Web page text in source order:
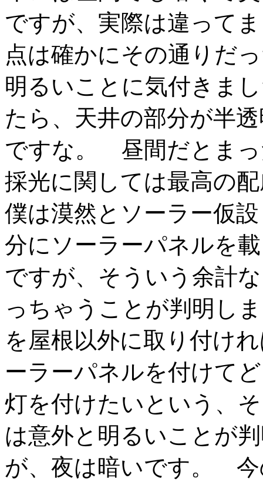
ですが、実際は違って
点は確かにその通りだ
明るいことに気付きま
たら、天井の部分が半
ですな。 昼間だとまっ
採光に関しては最高の
僕は漠然とソーラー仮
分にソーラーパネルを
ですが、そういう余計
っちゃうことが判明し
を屋根以外に取り付け
ーラーパネルを付けて
灯を付けたいという、
は意外と明るいことが
が、夜は暗いです。 今